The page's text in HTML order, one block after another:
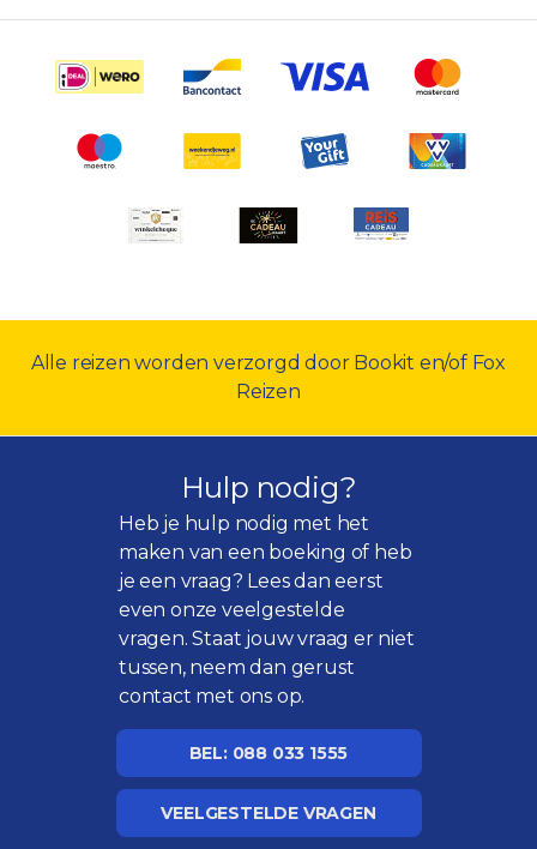
Alle reizen worden verzorgd door Bookit en/of Fox
Reizen
Hulp nodig?
Heb je hulp nodig met het
maken van een boeking of heb
je een vraag? Lees dan eerst
even onzeveelgestelde
vragen. Staat jouw vraag er niet
tussen, neem dan gerust
contact met ons op.
BEL: 088 033 1555
VEELGESTELDE VRAGEN